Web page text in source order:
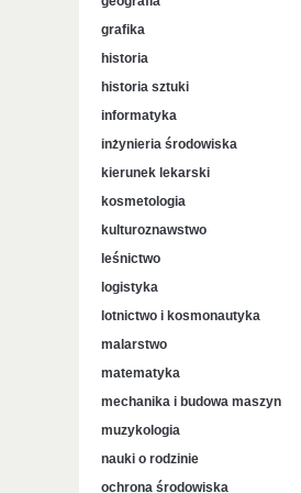
grafika
historia
historia sztuki
informatyka
inżynieria środowiska
kierunek lekarski
kosmetologia
kulturoznawstwo
leśnictwo
logistyka
lotnictwo i kosmonautyka
malarstwo
matematyka
mechanika i budowa maszyn
muzykologia
nauki o rodzinie
ochrona środowiska